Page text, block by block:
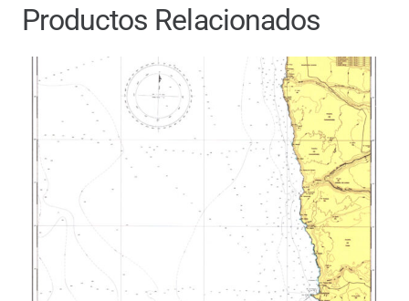
Productos Relacionados